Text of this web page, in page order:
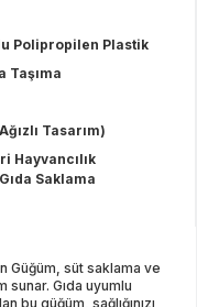
Polipropilen Plastik
Taşıma
Tasarım)
Hayvancılık
Saklama
Güğüm, süt saklama ve
Gıda uyumlu
güğüm, sağlığınızı